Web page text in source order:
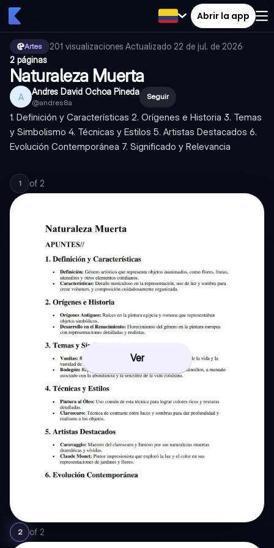
Abrir la app
Artes 201 visualizaciones·Actualizado 22 de jul. de 2026·
2 páginas
Naturaleza Muerta
A Andres David Ochoa Pineda
@andres8a
Seguir
1. Definición y Características 2. Orígenes e Historia 3. Temas
y Simbolismo 4. Técnicas y Estilos 5. Artistas Destacados 6.
Evolución Contemporánea 7. Significado y Relevancia
1 of 2
Ver
2 of 2